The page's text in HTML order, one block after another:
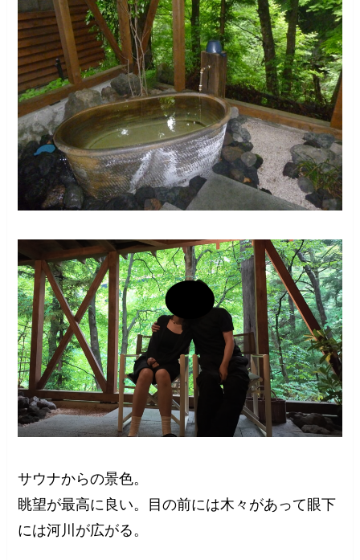
サウナからの景色。
眺望が最高に良い。目の前には木々があって眼下
には河川が広がる。